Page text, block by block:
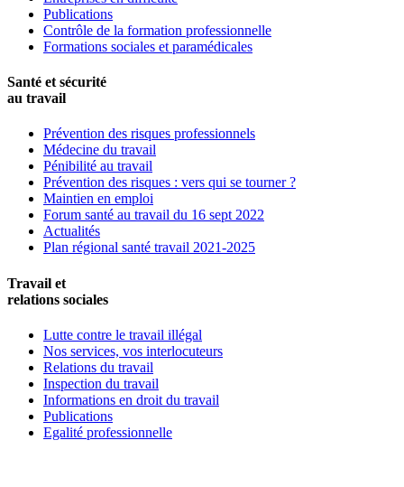
Publications
Contrôle de la formation professionnelle
Formations sociales et paramédicales
Santé et sécurité
au travail
Prévention des risques professionnels
Médecine du travail
Pénibilité au travail
Prévention des risques : vers qui se tourner ?
Maintien en emploi
Forum santé au travail du 16 sept 2022
Actualités
Plan régional santé travail 2021-2025
Travail et
relations sociales
Lutte contre le travail illégal
Nos services, vos interlocuteurs
Relations du travail
Inspection du travail
Informations en droit du travail
Publications
Egalité professionnelle